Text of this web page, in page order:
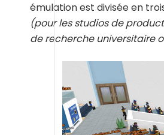
émulation est divisée en
(pour les studios de
de recherche universitaire